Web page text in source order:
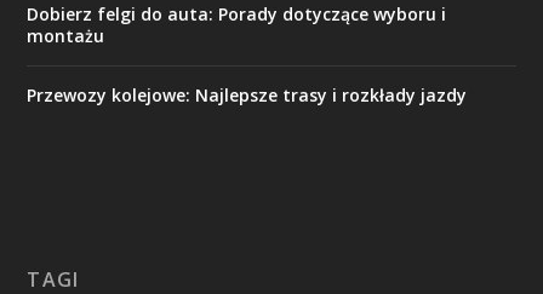
Dobierz felgi do auta: Porady dotyczące wyboru i
montażu
Przewozy kolejowe: Najlepsze trasy i rozkłady jazdy
TAGI